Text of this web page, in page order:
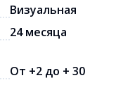
Визуальная
24 месяца
От +2 до + 30